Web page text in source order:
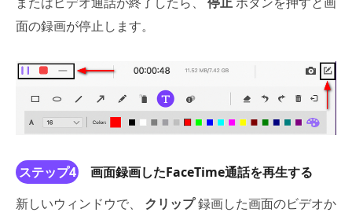
面の録画が停止します。
ステップ4
画面録画したFaceTime通話を再生する
新しいウィンドウで、 クリップ録画した画面のビデオか